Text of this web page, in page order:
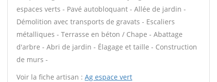
espaces verts - Pavé autobloquant - Allée de jardin -
Démolition avec transports de gravats - Escaliers
métalliques - Terrasse en béton / Chape - Abattage
d'arbre - Abri de jardin - Élagage et taille - Construction
de murs -
Voir la fiche artisan : Ag espace vert